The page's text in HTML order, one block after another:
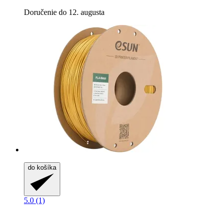
Doručenie do 12. augusta
do košíka
5.0 (1)